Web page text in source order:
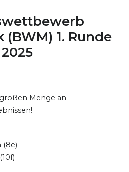
1. Runde
2025
Menge an
(8e)